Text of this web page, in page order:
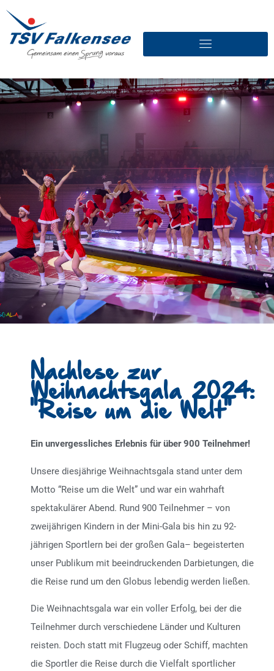
Nachlese zur
Weihnachtsgala 2024:
"Reise um die Welt"
Ein unvergessliches Erlebnis für über 900 Teilnehmer!
Unsere diesjährige Weihnachtsgala stand unter dem
Motto “Reise um die Welt” und war ein wahrhaft
spektakulärer Abend. Rund 900 Teilnehmer – von
zweijährigen Kindern in der Mini-Gala bis hin zu 92-
jährigen Sportlern bei der großen Gala– begeisterten
unser Publikum mit beeindruckenden Darbietungen, die
die Reise rund um den Globus lebendig werden ließen.
Die Weihnachtsgala war ein voller Erfolg, bei der die
Teilnehmer durch verschiedene Länder und Kulturen
reisten. Doch statt mit Flugzeug oder Schiff, machten
die Sportler die Reise durch die Vielfalt sportlicher